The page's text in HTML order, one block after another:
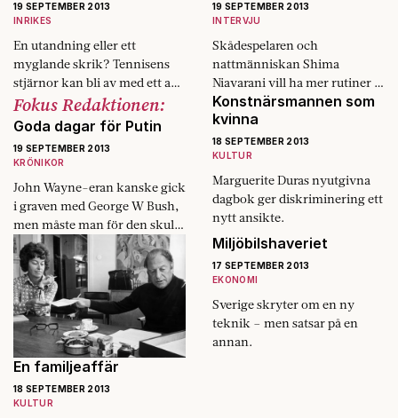
19 SEPTEMBER 2013
INRIKES
En utandning eller ett
myglande skrik? Tennisens
stjärnor kan bli av med ett av
sina främsta vapen.
19 SEPTEMBER 2013
INTERVJU
Skådespelaren och
nattmänniskan Shima
Niavarani vill ha mer rutiner i
sitt liv.
Fokus Redaktionen:
Goda dagar för Putin
19 SEPTEMBER 2013
KRÖNIKOR
John Wayne-eran kanske gick
i graven med George W Bush,
men måste man för den skull
börja driva utrikespolitik som
i ett manus­utkast av Woody ­
Allen?
Konstnärsmannen som
kvinna
18 SEPTEMBER 2013
KULTUR
Marguerite Duras nyutgivna
dagbok ger diskriminering ett
nytt ansikte.
En familjeaffär
18 SEPTEMBER 2013
KULTUR
Miljöbilshaveriet
17 SEPTEMBER 2013
EKONOMI
Sverige skryter om en ny
teknik – men satsar på en
annan.